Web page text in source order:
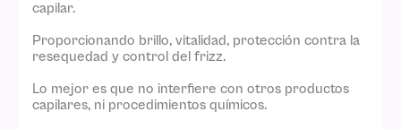
capilar.
Proporcionando brillo, vitalidad, protección contra la
resequedad y control del frizz.
Lo mejor es que no interfiere con otros productos
capilares, ni procedimientos químicos.